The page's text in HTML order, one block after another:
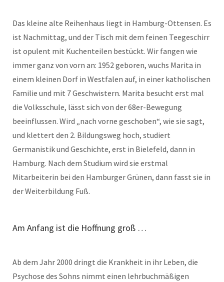
Das kleine alte Reihenhaus liegt in Hamburg-Ottensen. Es
ist Nachmittag, und der Tisch mit dem feinen Teegeschirr
ist opulent mit Kuchenteilen bestückt. Wir fangen wie
immer ganz von vorn an: 1952 geboren, wuchs Marita in
einem kleinen Dorf in Westfalen auf, in einer katholischen
Familie und mit 7 Geschwistern. Marita besucht erst mal
die Volksschule, lässt sich von der 68er-Bewegung
beeinflussen. Wird „nach vorne geschoben“, wie sie sagt,
und klettert den 2. Bildungsweg hoch, studiert
Germanistik und Geschichte, erst in Bielefeld, dann in
Hamburg. Nach dem Studium wird sie erstmal
Mitarbeiterin bei den Hamburger Grünen, dann fasst sie in
der Weiterbildung Fuß.
Am Anfang ist die Hoffnung groß …
Ab dem Jahr 2000 dringt die Krankheit in ihr Leben, die
Psychose des Sohns nimmt einen lehrbuchmäßigen